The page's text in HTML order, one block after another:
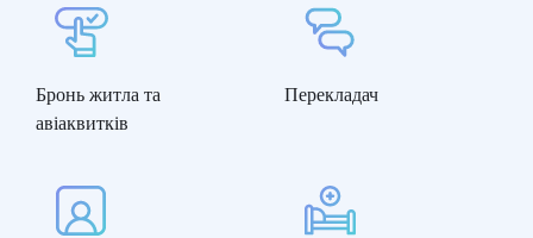
Бронь житла та
авіаквитків
Перекладач